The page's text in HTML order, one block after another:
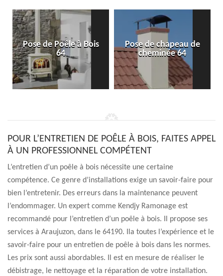
Pose de Poêle à Bois
64
Pose de chapeau de
cheminée 64
POUR L’ENTRETIEN DE POÊLE À BOIS, FAITES APPEL
À UN PROFESSIONNEL COMPÉTENT
L’entretien d’un poêle à bois nécessite une certaine
compétence. Ce genre d’installations exige un savoir-faire pour
bien l’entretenir. Des erreurs dans la maintenance peuvent
l’endommager. Un expert comme Kendjy Ramonage est
recommandé pour l’entretien d’un poêle à bois. Il propose ses
services à Araujuzon, dans le 64190. Ila toutes l’expérience et le
savoir-faire pour un entretien de poêle à bois dans les normes.
Les prix sont aussi abordables. Il est en mesure de réaliser le
débistrage, le nettoyage et la réparation de votre installation.